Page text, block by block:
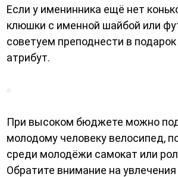
Если у именинника ещё нет
клюшки с именной шайбой или
советуем преподнести в
атрибут.
При высоком бюджете можно
молодому человеку велосипед,
среди молодёжи самокат или
Обратите внимание на увлечения